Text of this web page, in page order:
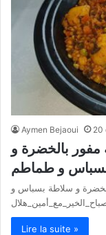
Aymen Bejaoui 20
بالخضرة و
و طماطم
و سلاطة بسباس و
Lire la suite »